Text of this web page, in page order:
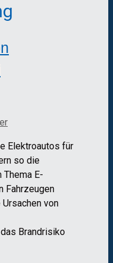
Elektroautos für
so die
Thema E-
Fahrzeugen
von
Brandrisiko